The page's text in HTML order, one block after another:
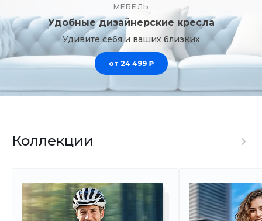
МЕБЕЛЬ
Удобные дизайнерские кресла
Удивите себя и ваших близких
от 24 499 ₽
Коллекции